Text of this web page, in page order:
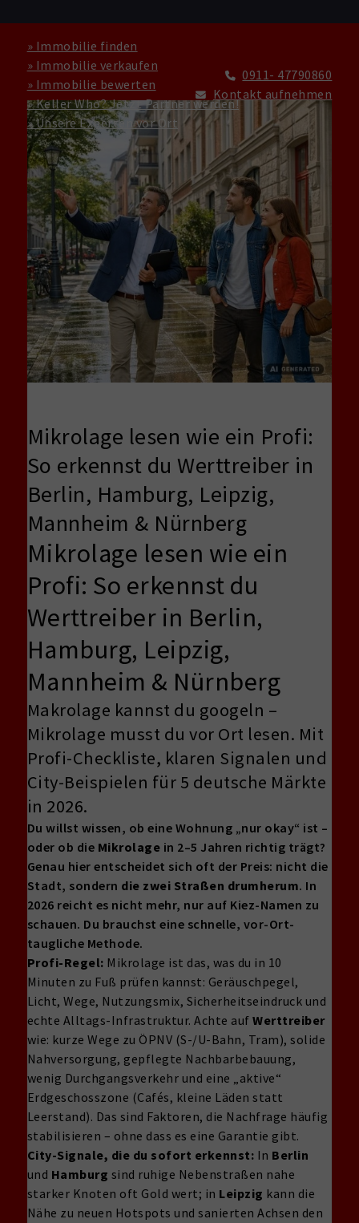
» Immobilie finden
» Immobilie verkaufen
» Immobilie bewerten
» Keller Who? Jetzt Partner werden!
» Unsere Experten vor Ort
0911- 47790860
Kontakt aufnehmen
Mikrolage lesen wie ein Profi:
So erkennst du Werttreiber in
Berlin, Hamburg, Leipzig,
Mannheim & Nürnberg
Mikrolage lesen wie ein
Profi: So erkennst du
Werttreiber in Berlin,
Hamburg, Leipzig,
Mannheim & Nürnberg
Makrolage kannst du googeln –
Mikrolage musst du vor Ort lesen. Mit
Profi-Checkliste, klaren Signalen und
City-Beispielen für 5 deutsche Märkte
in 2026.
Du willst wissen, ob eine Wohnung „nur okay“ ist –
oder ob die Mikrolage in 2–5 Jahren richtig trägt?
Genau hier entscheidet sich oft der Preis: nicht die
Stadt, sondern die zwei Straßen drumherum. In
2026 reicht es nicht mehr, nur auf Kiez-Namen zu
schauen. Du brauchst eine schnelle, vor-Ort-
taugliche Methode.
Profi-Regel: Mikrolage ist das, was du in 10
Minuten zu Fuß prüfen kannst: Geräuschpegel,
Licht, Wege, Nutzungsmix, Sicherheitseindruck und
echte Alltags-Infrastruktur. Achte aufWerttreiber
wie: kurze Wege zu ÖPNV (S-/U-Bahn, Tram), solide
Nahversorgung, gepflegte Nachbarbebauung,
wenig Durchgangsverkehr und eine „aktive“
Erdgeschosszone (Cafés, kleine Läden statt
Leerstand). Das sind Faktoren, die Nachfrage häufig
stabilisieren – ohne dass es eine Garantie gibt.
City-Signale, die du sofort erkennst: In Berlin
und Hamburg sind ruhige Nebenstraßen nahe
starker Knoten oft Gold wert; in Leipzig kann die
Nähe zu neuen Hotspots und sanierten Achsen den